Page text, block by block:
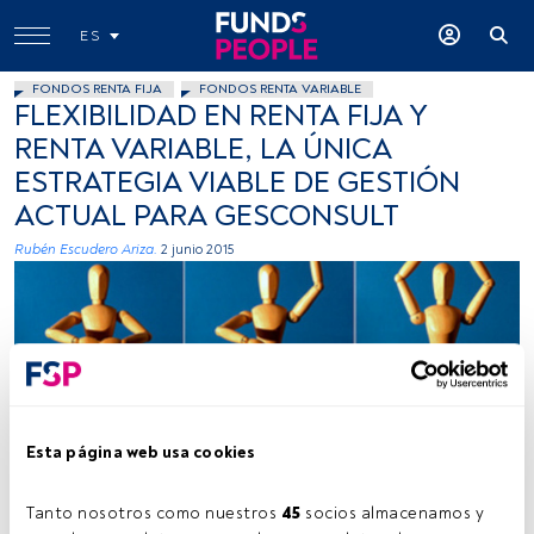
Esta página web usa cookies
Tanto nosotros como nuestros 45 socios almacenamos y
ES
FONDOS RENTA FIJA FONDOS RENTA VARIABLE
FLEXIBILIDAD EN RENTA FIJA Y
RENTA VARIABLE, LA ÚNICA
ESTRATEGIA VIABLE DE GESTIÓN
ACTUAL PARA GESCONSULT
Rubén Escudero Ariza. 2 junio 2015
aldoaldoz, Flickr, Creative Commons